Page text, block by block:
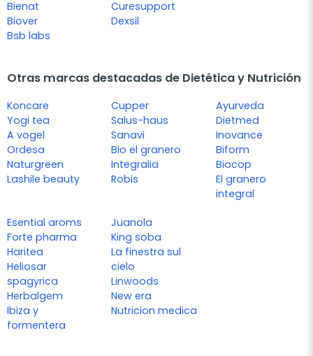
Bienat
Biover
Bsb labs
Curesupport
Dexsil
Otras marcas destacadas de Dietética y Nutrición
Koncare
Yogi tea
A vogel
Ordesa
Naturgreen
Lashile beauty
Cupper
Salus-haus
Sanavi
Bio el granero
Integralia
Robis
Ayurveda
Dietmed
Inovance
Biform
Biocop
El granero
integral
Esential aroms
Forte pharma
Haritea
Heliosar
spagyrica
Herbalgem
Ibiza y
formentera
Juanola
King soba
La finestra sul
cielo
Linwoods
New era
Nutricion medica